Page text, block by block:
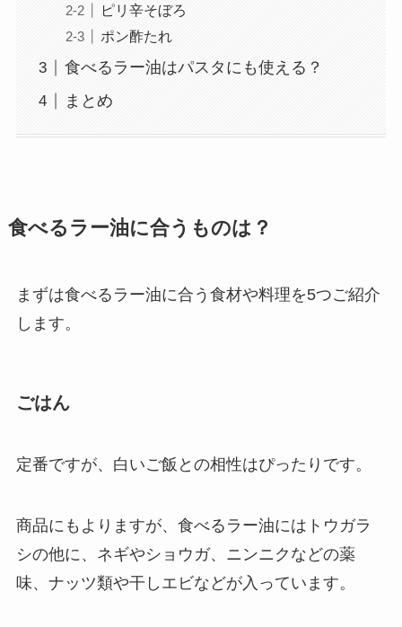
ピリ辛そぼろ
ポン酢たれ
食べるラー油はパスタにも使える？
まとめ
食べるラー油に合うものは？
まずは食べるラー油に合う食材や料理を5つご紹介
します。
ごはん
定番ですが、白いご飯との相性はぴったりです。
商品にもよりますが、食べるラー油にはトウガラ
シの他に、ネギやショウガ、ニンニクなどの薬
味、ナッツ類や干しエビなどが入っています。